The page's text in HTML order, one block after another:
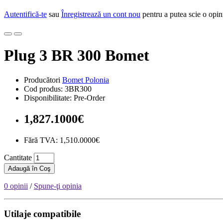
Autentifică-te sau Înregistrează un cont nou pentru a putea scie o
Plug 3 BR 300 Bomet
Producători Bomet Polonia
Cod produs: 3BR300
Disponibilitate: Pre-Order
1,827.1000€
Fără TVA: 1,510.0000€
Cantitate
Adaugă în Coş
0 opinii / Spune-ţi opinia
Utilaje compatibile